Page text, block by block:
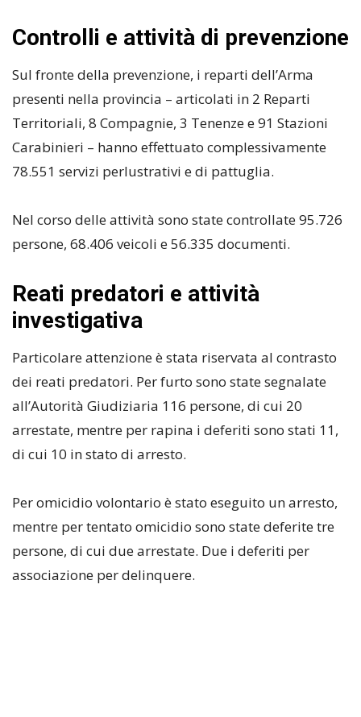
Controlli e attività di prevenzione
Sul fronte della prevenzione, i reparti dell’Arma
presenti nella provincia – articolati in 2 Reparti
Territoriali, 8 Compagnie, 3 Tenenze e 91 Stazioni
Carabinieri – hanno effettuato complessivamente
78.551 servizi perlustrativi e di pattuglia.
Nel corso delle attività sono state controllate 95.726
persone, 68.406 veicoli e 56.335 documenti.
Reati predatori e attività
investigativa
Particolare attenzione è stata riservata al contrasto
dei reati predatori. Per furto sono state segnalate
all’Autorità Giudiziaria 116 persone, di cui 20
arrestate, mentre per rapina i deferiti sono stati 11,
di cui 10 in stato di arresto.
Per omicidio volontario è stato eseguito un arresto,
mentre per tentato omicidio sono state deferite tre
persone, di cui due arrestate. Due i deferiti per
associazione per delinquere.